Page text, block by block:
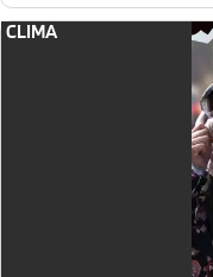
CLIMA